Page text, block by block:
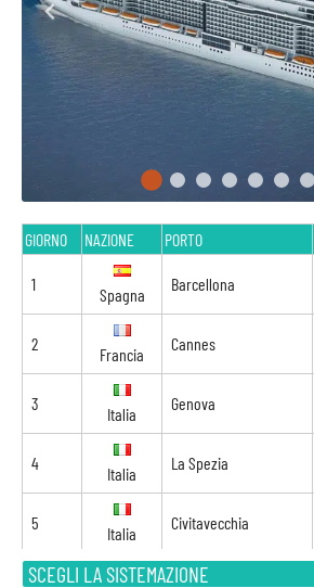
SCEGLI LA SISTEMAZIONE
GIORNO NAZIONE PORTO
1
Spagna
Barcellona
2
Francia
Cannes
3
Italia
Genova
4
Italia
La Spezia
5
Italia
Civitavecchia
6 Navigazione